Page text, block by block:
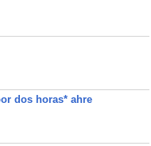
dos horas* ahre